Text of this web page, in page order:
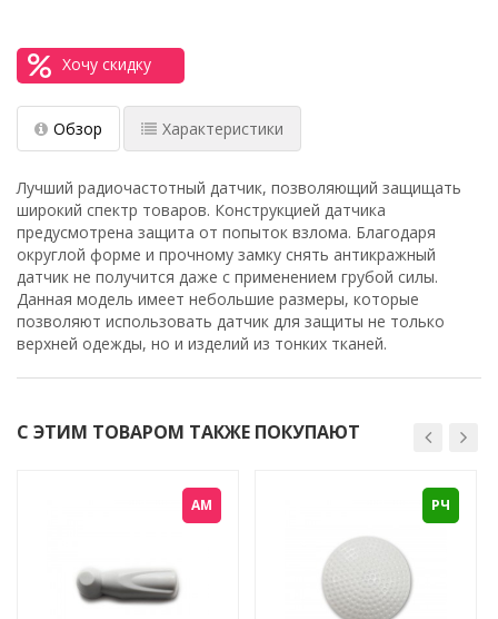
Хочу скидку
Обзор Характеристики
Лучший радиочастотный датчик, позволяющий защищать
широкий спектр товаров. Конструкцией датчика
предусмотрена защита от попыток взлома. Благодаря
округлой форме и прочному замку снять антикражный
датчик не получится даже с применением грубой силы.
Данная модель имеет небольшие размеры, которые
позволяют использовать датчик для защиты не только
верхней одежды, но и изделий из тонких тканей.
С ЭТИМ ТОВАРОМ ТАКЖЕ ПОКУПАЮТ
АМ РЧ